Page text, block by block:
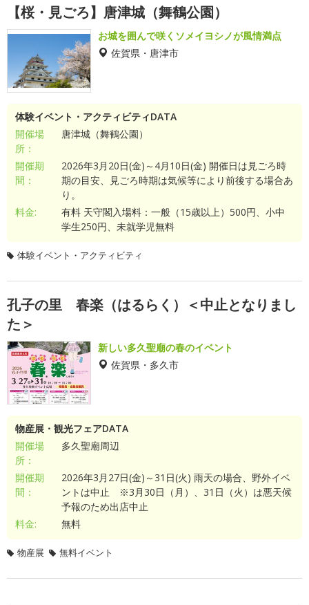
【桜・見ごろ】唐津城（舞鶴公園）
お城を囲んで咲くソメイヨシノが風情満点
佐賀県・唐津市
体験イベント・アクティビティDATA
開催場
所：
唐津城（舞鶴公園）
開催期
間：
2026年3月20日(金)～4月10日(金) 開催日は見ごろ時
期の目安、見ごろ時期は気候等により前後する場合あ
り。
料金:
有料 天守閣入場料：一般（15歳以上）500円、小中
学生250円、未就学児無料
体験イベント・アクティビティ
孔子の里 春楽（はるらく）＜中止となりまし
た＞
新しい多久聖廟の春のイベント
佐賀県・多久市
物産展・観光フェアDATA
開催場
所：
多久聖廟周辺
開催期
間：
2026年3月27日(金)～31日(火) 雨天の場合、野外イベ
ントは中止 ※3月30日（月）、31日（火）は悪天候
予報のため出店中止
料金:
無料
物産展 無料イベント